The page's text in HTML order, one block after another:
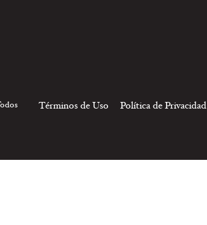
Términos de Uso Política de Privacidad